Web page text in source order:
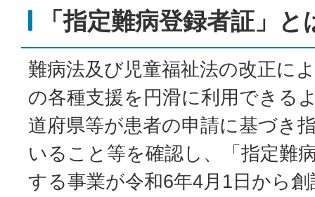
「指定難病登録者証」と
難病法及び児童福祉法の改正に
の各種支援を円滑に利用できる
道府県等が患者の申請に基づき
いること等を確認し、「指定難
する事業が令和6年4月1日から